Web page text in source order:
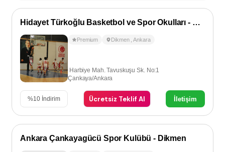
Hidayet Türkoğlu Basketbol ve Spor Okulları - Dikmen
Premium Dikmen ,Ankara
Harbiye Mah. Tavuskuşu Sk. No:1
Çankaya/Ankara
%10 İndirim Ücretsiz Teklif Al İletişim
Ankara Çankayagücü Spor Kulübü - Dikmen